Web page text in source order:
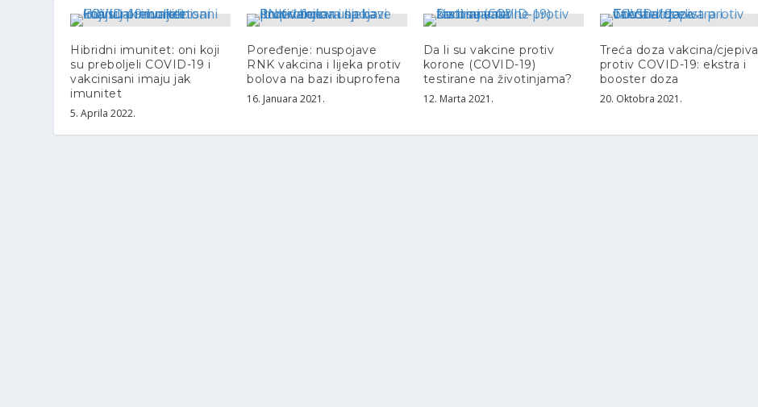
Hibridni imunitet: oni koji
su preboljeli COVID-19 i
vakcinisani imaju jak
imunitet
5. Aprila 2022.
Poređenje: nuspojave
RNK vakcina i lijeka protiv
bolova na bazi ibuprofena
16. Januara 2021.
Da li su vakcine protiv
korone (COVID-19)
testirane na životinjama?
12. Marta 2021.
Treća doza vakcina/cjepiva
protiv COVID-19: ekstra i
booster doza
20. Oktobra 2021.